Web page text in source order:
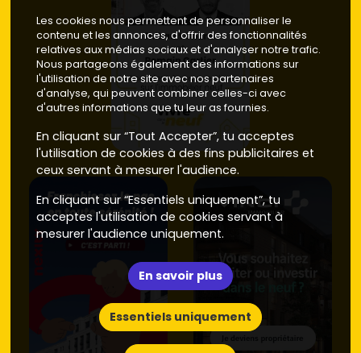
Les cookies nous permettent de personnaliser le
contenu et les annonces, d'offrir des fonctionnalités
relatives aux médias sociaux et d'analyser notre trafic.
Nous partageons également des informations sur
l'utilisation de notre site avec nos partenaires
d'analyse, qui peuvent combiner celles-ci avec
d'autres informations que tu leur as fournies.
En cliquant sur “Tout Accepter”, tu acceptes
l'utilisation de cookies à des fins publicitaires et
ceux servant à mesurer l'audience.
En cliquant sur “Essentiels uniquement”, tu
acceptes l'utilisation de cookies servant à
mesurer l'audience uniquement.
En savoir plus
Essentiels uniquement